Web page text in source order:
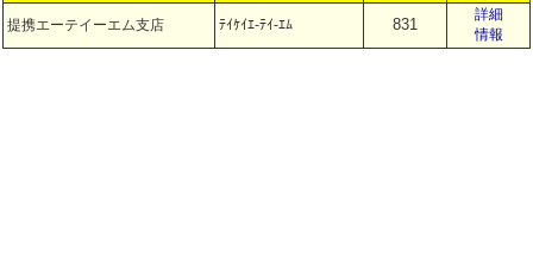
提携エーテイーエム支店 ﾃｲｹｲｴ-ﾃｲ-ｴﾑ 831
詳細
情報